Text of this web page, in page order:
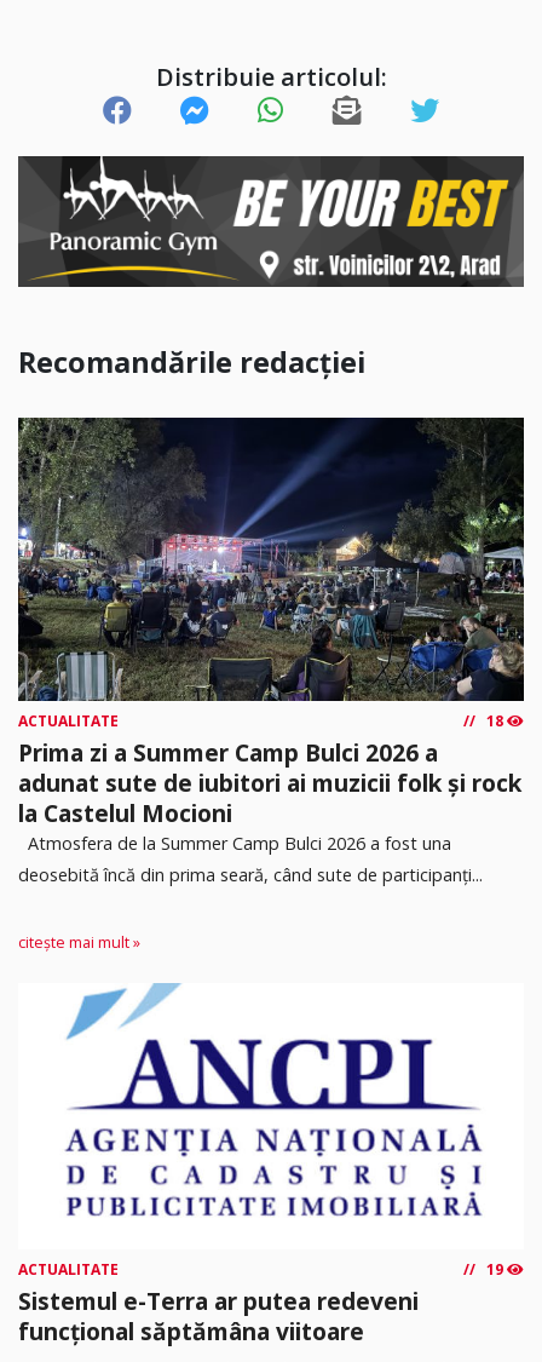
Distribuie articolul:
Recomandările redacției
ACTUALITATE 18
Prima zi a Summer Camp Bulci 2026 a
adunat sute de iubitori ai muzicii folk și rock
la Castelul Mocioni
Atmosfera de la Summer Camp Bulci 2026 a fost una
deosebită încă din prima seară, când sute de participanți...
citește mai mult »
ACTUALITATE 19
Sistemul e-Terra ar putea redeveni
funcțional săptămâna viitoare